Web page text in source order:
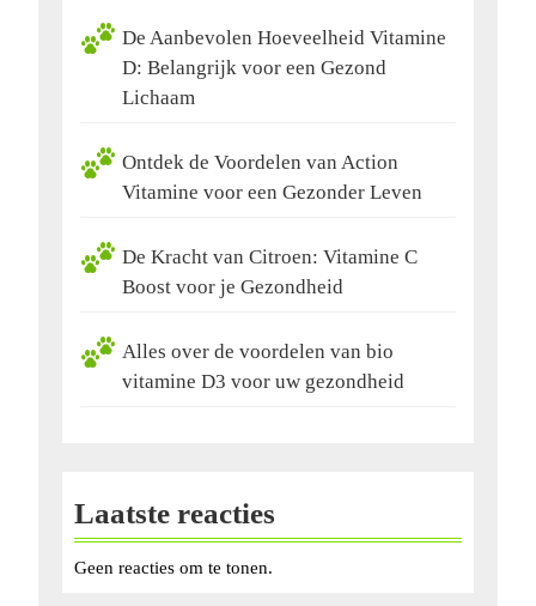
De Aanbevolen Hoeveelheid Vitamine
D: Belangrijk voor een Gezond
Lichaam
Ontdek de Voordelen van Action
Vitamine voor een Gezonder Leven
De Kracht van Citroen: Vitamine C
Boost voor je Gezondheid
Alles over de voordelen van bio
vitamine D3 voor uw gezondheid
Laatste reacties
Geen reacties om te tonen.